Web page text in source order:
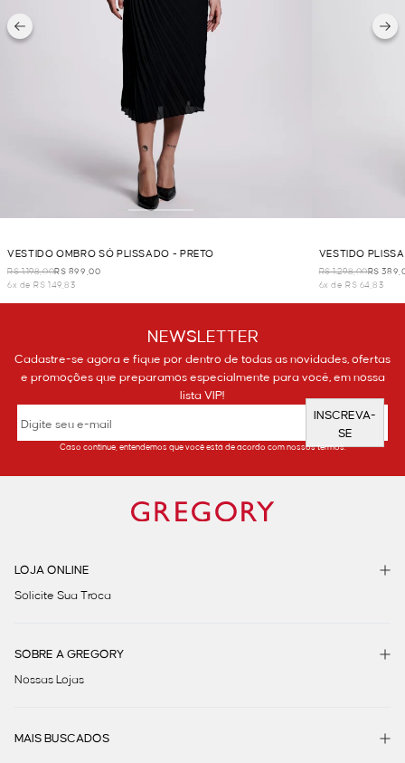
VESTIDO OMBRO SÓ PLISSADO - PRETO
R$ 1.198,00R$ 899,00
6x de R$ 149,83
VESTIDO
R$ 1.298,00R$
6x de R$ 64,83
NEWSLETTER
Cadastre-se agora e fique por dentro de todas as novidades, ofertas
e promoções que preparamos especialmente para você, em nossa
lista VIP!
INSCREVA-
SE
Caso continue, entendemos que você está de acordo com nossos termos.
LOJA ONLINE
Solicite Sua Troca
SOBRE A GREGORY
Nossas Lojas
MAIS BUSCADOS